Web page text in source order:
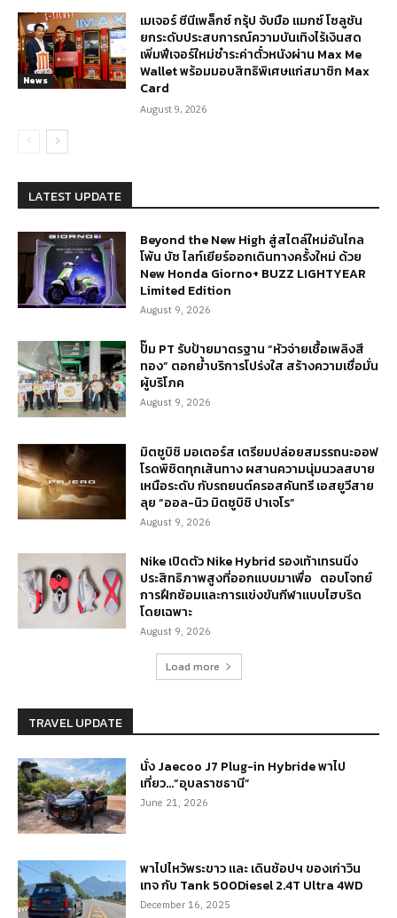
News
เมเจอร์ ซีนีเพล็กซ์ กรุ้ป จับมือ แมกซ์ โซลูชัน
ยกระดับประสบการณ์ความบันเทิงไร้เงินสด
เพิ่มฟีเจอร์ใหม่ชำระค่าตั๋วหนังผ่าน Max Me
Wallet พร้อมมอบสิทธิพิเศษแก่สมาชิก Max
Card
August 9, 2026
LATEST UPDATE
Beyond the New High สู่สไตล์ใหม่อันไกล
โพ้น บัซ ไลท์เยียร์ออกเดินทางครั้งใหม่ ด้วย
New Honda Giorno+ BUZZ LIGHTYEAR
Limited Edition
August 9, 2026
ปั๊ม PT รับป้ายมาตรฐาน “หัวจ่ายเชื้อเพลิงสี
ทอง” ตอกย้ำบริการโปร่งใส สร้างความเชื่อมั่น
ผู้บริโภค
August 9, 2026
มิตซูบิชิ มอเตอร์ส เตรียมปล่อยสมรรถนะออฟ
โรดพิชิตทุกเส้นทาง ผสานความนุ่มนวลสบาย
เหนือระดับ กับรถยนต์ครอสคันทรี เอสยูวีสาย
ลุย “ออล-นิว มิตซูบิชิ ปาเจโร”
August 9, 2026
Nike เปิดตัว Nike Hybrid รองเท้าเทรนนิ่ง
ประสิทธิภาพสูงที่ออกแบบมาเพื่อ ตอบโจทย์
การฝึกซ้อมและการแข่งขันกีฬาแบบไฮบริด
โดยเฉพาะ
August 9, 2026
Load more
TRAVEL UPDATE
นั่ง Jaecoo J7 Plug-in Hybride พาไป
เที่ยว…”อุบลราชธานี”
June 21, 2026
พาไปไหว้พระขาว และ เดินช้อปฯ ของเก่าวิน
เทจ กับ Tank 500Diesel 2.4T Ultra 4WD
December 16, 2025